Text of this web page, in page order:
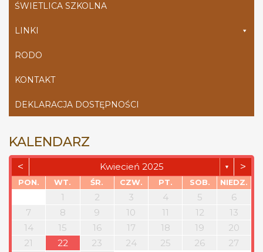
ŚWIETLICA SZKOLNA
LINKI
RODO
KONTAKT
DEKLARACJA DOSTĘPNOŚCI
KALENDARZ
< Kwiecień 2025 ▼ >
PON. WT. ŚR. CZW. PT. SOB. NIEDZ.
1 2 3 4 5
6
7
8 9 10 11 12
13
14
15 16 17 18 19
20
21
22 23 24 25 26
27